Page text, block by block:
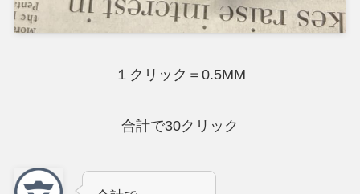
１クリック＝0.5MM
合計で30クリック